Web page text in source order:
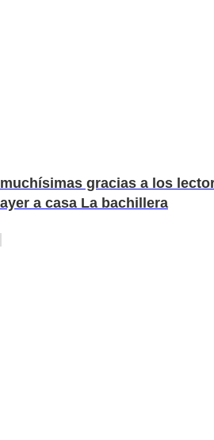
muchísimas gracias a los
ayer a casa La bachillera